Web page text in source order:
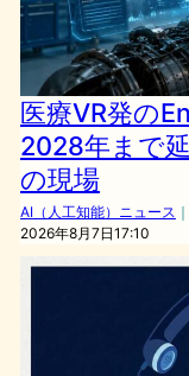
医療VR発の
2028年まで
の現場
AI（人工知能）ニュース ｜
2026年8月7日17:10